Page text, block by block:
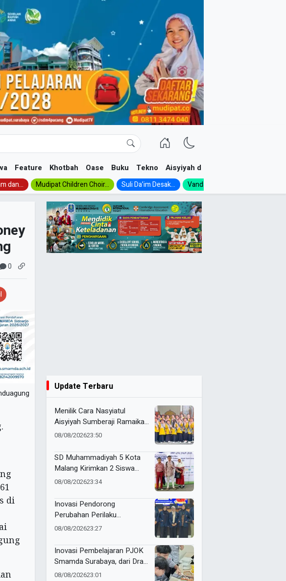
Feature Khotbah Oase Buku Tekno Aisyiyah dan NA
dan... Mudipat Children Choir... Suli Da’im Desak... Vanda, Siswa SMK...
0
di
Update Terbaru
Menilik Cara Nasyiatul
Aisyiyah Sumberaji Ramaikan
HUT ke-81 RI Kecamatan
08/08/202623:50
SD Muhammadiyah 5 Kota
Malang Kirimkan 2 Siswa
Terbaiknya ke ME Award
08/08/202623:34
Inovasi Pendorong
Perubahan Perilaku
Konsumsi Manis Penderita
Unesa
08/08/202623:27
Inovasi Pembelajaran PJOK
Smamda Surabaya, dari Draf
2019 hingga Lahirkan Modul
08/08/202623:01